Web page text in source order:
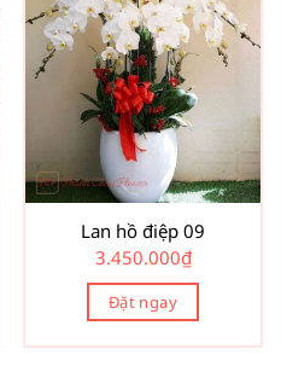
Lan hồ điệp 09
3.450.000₫
Đặt ngay